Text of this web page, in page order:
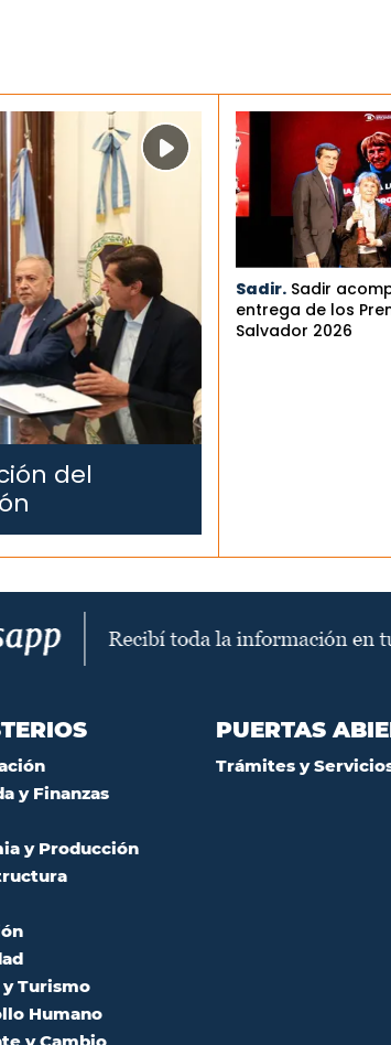
del
Sadir. Sadir
entrega de los
Salvador 2026
y Finanzas
y Producción
Turismo
Humano
PUERTAS
Trámites y